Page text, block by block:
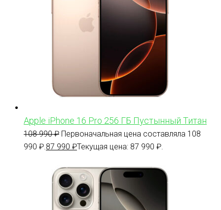
Apple iPhone 16 Pro 256 ГБ Пустынный Титан
108 990₽ Первоначальная цена составляла 108
990 ₽. 87 990 ₽Текущая цена: 87 990 ₽.